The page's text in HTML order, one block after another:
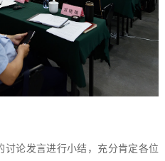
讨论发言进行小结，充分肯定各位